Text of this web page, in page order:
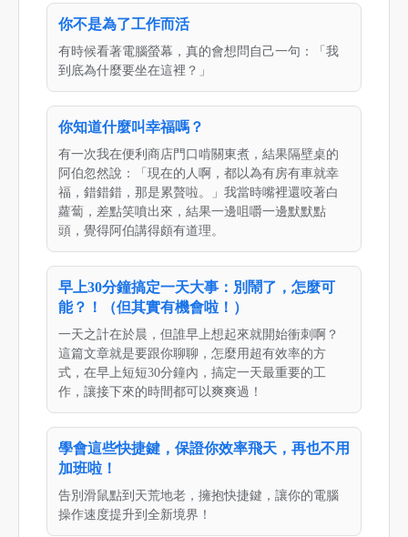
你不是為了工作而活
有時候看著電腦螢幕，真的會想問自己一句：「我
到底為什麼要坐在這裡？」
你知道什麼叫幸福嗎？
有一次我在便利商店門口啃關東煮，結果隔壁桌的
阿伯忽然說：「現在的人啊，都以為有房有車就幸
福，錯錯錯，那是累贅啦。」我當時嘴裡還咬著白
蘿蔔，差點笑噴出來，結果一邊咀嚼一邊默默點
頭，覺得阿伯講得頗有道理。
早上30分鐘搞定一天大事：別鬧了，怎麼可
能？！（但其實有機會啦！）
一天之計在於晨，但誰早上想起來就開始衝刺啊？
這篇文章就是要跟你聊聊，怎麼用超有效率的方
式，在早上短短30分鐘內，搞定一天最重要的工
作，讓接下來的時間都可以爽爽過！
學會這些快捷鍵，保證你效率飛天，再也不用
加班啦！
告別滑鼠點到天荒地老，擁抱快捷鍵，讓你的電腦
操作速度提升到全新境界！